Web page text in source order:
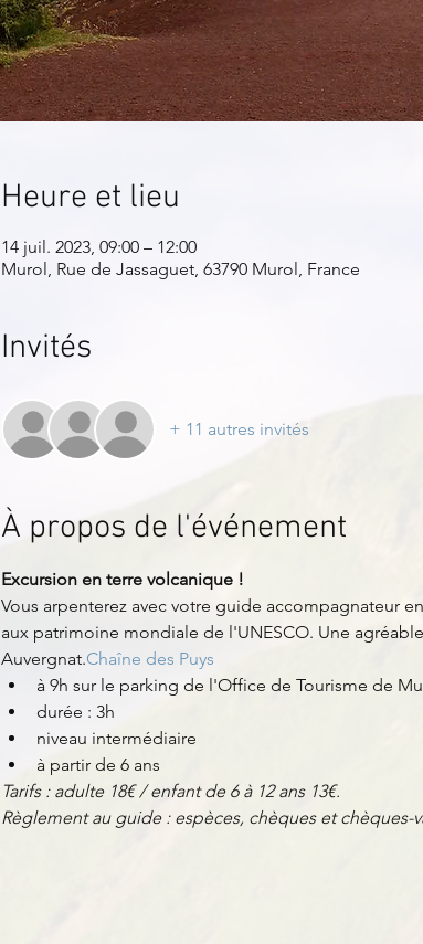
Heure et lieu
14 juil. 2023, 09:00 – 12:00
Murol, Rue de Jassaguet, 63790 Murol, France
Invités
+ 11 autres invités
À propos de l'événement
Excursion en terre volcanique !
Vous arpenterez avec votre guide accompagnateur
aux patrimoine mondiale de l'UNESCO. Une
Auvergnat.Chaîne des Puys
à 9h sur le parking de l'Office de Tourisme de
durée : 3h
niveau intermédiaire
à partir de 6 ans
Tarifs : adulte 18€ / enfant de 6 à 12 ans 13€.
Règlement au guide : espèces, chèques et chèques-